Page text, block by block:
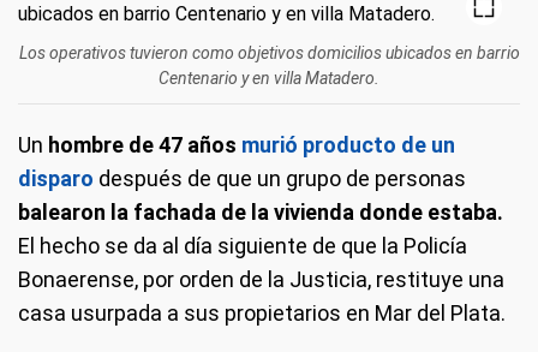
Los operativos tuvieron como objetivos domicilios ubicados en barrio
Centenario y en villa Matadero.
Un hombre de 47 años murió producto de un
disparo después de que un grupo de personas
balearon la fachada de la vivienda donde estaba.
El hecho se da al día siguiente de que la Policía
Bonaerense, por orden de la Justicia, restituye una
casa usurpada a sus propietarios en Mar del Plata.